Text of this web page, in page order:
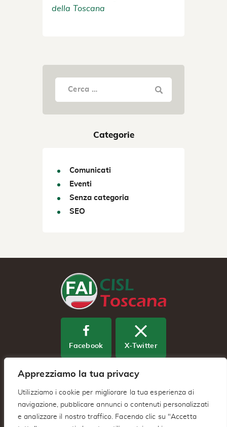
Apprezziamo la tua privacy
Utilizziamo i cookie per migliorare la tua esperienza di
navigazione, pubblicare annunci o contenuti personalizzati
e analizzare il nostro traffico. Facendo clic su "Accetta
della Toscana
Categorie
Comunicati
Eventi
Senza categoria
SEO
Facebook X-Twitter
Youtube
Fai Cisl Regionale Toscana – Via